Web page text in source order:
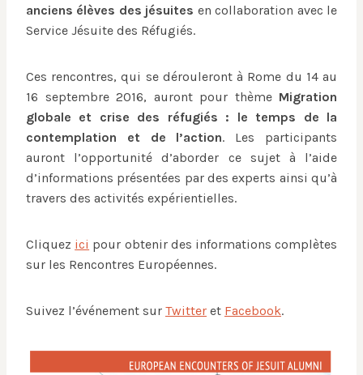
anciens élèves des jésuites en collaboration avec le
Service Jésuite des Réfugiés.
Ces rencontres, qui se dérouleront à Rome du 14 au
16 septembre 2016, auront pour thème Migration
globale et crise des réfugiés : le temps de la
contemplation et de l’action. Les participants
auront l’opportunité d’aborder ce sujet à l’aide
d’informations présentées par des experts ainsi qu’à
travers des activités expérientielles.
Cliquez ici pour obtenir des informations complètes
sur les Rencontres Européennes.
Suivez l’événement sur Twitter et Facebook.